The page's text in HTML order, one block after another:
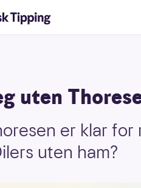
uten
er klar for
uten ham?